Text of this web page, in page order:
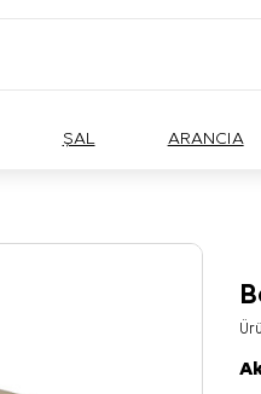
ŞAL ARANCIA